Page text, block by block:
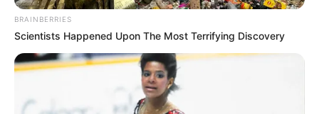
Εύβοιας.
Δεν έχει ταμπέλες, δεν έχει Google Maps. Έχει
μόνο ένα μονοπάτι και μια υπόσχεση για
ηρεμία που δεν αγοράζεται.
BRAINBERRIES
Scientists Happened Upon The Most Terrifying Discovery